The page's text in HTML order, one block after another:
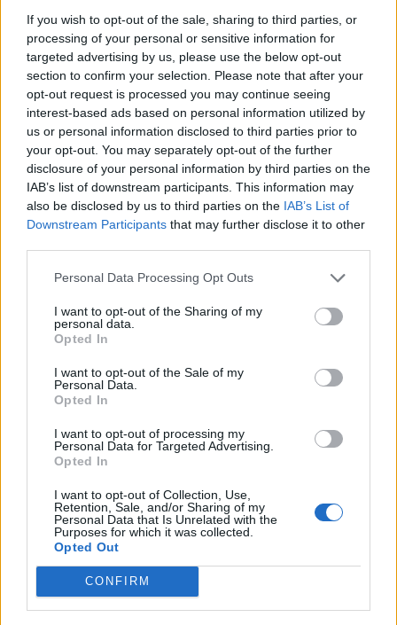
If you wish to opt-out of the sale, sharing to third parties, or
processing of your personal or sensitive information for
targeted advertising by us, please use the below opt-out
section to confirm your selection. Please note that after your
opt-out request is processed you may continue seeing
interest-based ads based on personal information utilized by
us or personal information disclosed to third parties prior to
your opt-out. You may separately opt-out of the further
disclosure of your personal information by third parties on the
IAB’s list of downstream participants. This information may
also be disclosed by us to third parties on the IAB’s List of
Downstream Participants that may further disclose it to other
Personal Data Processing Opt Outs
I want to opt-out of the Sharing of my
personal data.
Opted In
I want to opt-out of the Sale of my
Personal Data.
Opted In
I want to opt-out of processing my
Personal Data for Targeted Advertising.
Opted In
I want to opt-out of Collection, Use,
Retention, Sale, and/or Sharing of my
Personal Data that Is Unrelated with the
Purposes for which it was collected.
Opted Out
CONFIRM
αφήνει όλη η οικογένεια ό,τι βρίσκει, εκεί!
Η δημοσίευση κοινοποιήθηκε από το χρήστη The Design Files
Φυτά σε γλαστράκια - ένας εξαιρετικός τρόπος
για να δώσετε έμφαση στο τραπέζι
σαλόνι ή ένα μεγάλο βάζο με λουλούδια.
το σπίτι, όμως σίγουρα υπάρχει κάτι καλύτερο
και περισσότερο ασφαλές: τα φωτάκια
οποία μπορείτε να κρεμάσετε στον τοίχο, στο
κρεβάτι σας, στα παράθυρα, στις
μπαλκονόπορτες.